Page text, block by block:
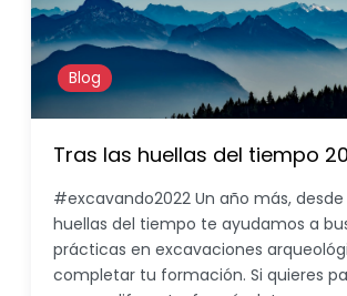
Blog
Tras las huellas del tiempo
#excavando2022 Un año más, desde
huellas del tiempo te ayudamos a
prácticas en excavaciones
completar tu formación. Si quieres